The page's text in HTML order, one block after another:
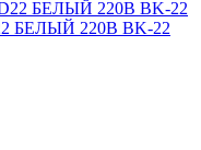
БЕЛЫЙ 220В ВK-22